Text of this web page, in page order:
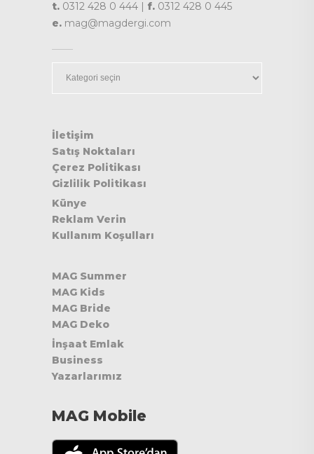
t. 0312 428 0 444 | f. 0312 428 0 445
e. mag@magdergi.com
İletişim
Satış Noktaları
Çerez Politikası
Gizlilik Politikası
Künye
Reklam Verin
Kullanım Koşulları
MAG Summer
MAG Kids
MAG Bride
MAG Deko
İnşaat Emlak
Business
Yazarlarımız
MAG Mobile